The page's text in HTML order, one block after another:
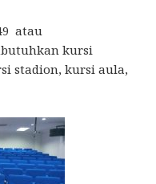
atau
kursi
stadion, kursi aula,